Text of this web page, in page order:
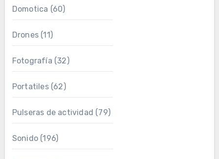
Domotica (60)
Drones(11)
Fotografía (32)
Portatiles(62)
Pulseras de actividad (79)
Sonido(196)